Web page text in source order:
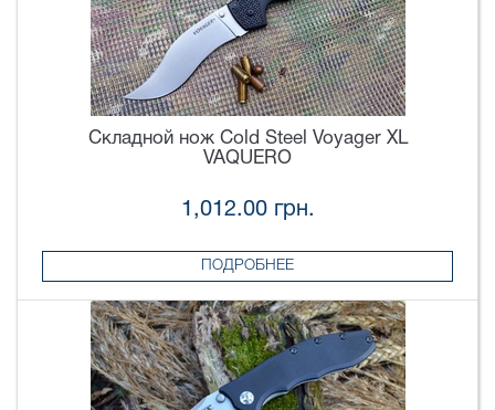
Складной нож Cold Steel Voyager XL
VAQUERO
1,012.00 грн.
ПОДРОБНЕЕ